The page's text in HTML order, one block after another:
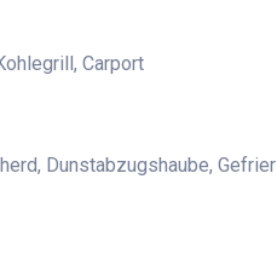
Carport
Dunstabzugshaube,